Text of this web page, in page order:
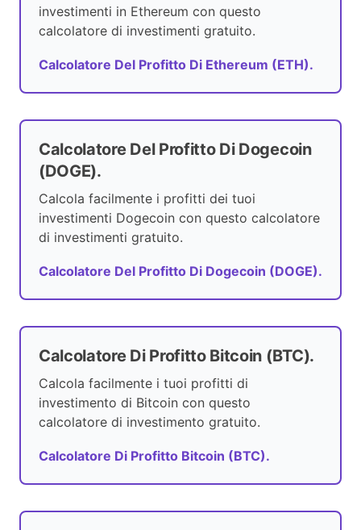
investimenti in Ethereum con questo
calcolatore di investimenti gratuito.
Calcolatore Del Profitto Di Ethereum (ETH).
Calcolatore Del Profitto Di Dogecoin
(DOGE).
Calcola facilmente i profitti dei tuoi
investimenti Dogecoin con questo calcolatore
di investimenti gratuito.
Calcolatore Del Profitto Di Dogecoin (DOGE).
Calcolatore Di Profitto Bitcoin (BTC).
Calcola facilmente i tuoi profitti di
investimento di Bitcoin con questo
calcolatore di investimento gratuito.
Calcolatore Di Profitto Bitcoin (BTC).